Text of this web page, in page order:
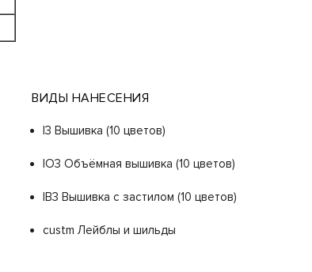
ВИДЫ НАНЕСЕНИЯ
I3 Вышивка (10 цветов)
IO3 Объёмная вышивка (10 цветов)
IB3 Вышивка с застилом (10 цветов)
custm Лейблы и шильды